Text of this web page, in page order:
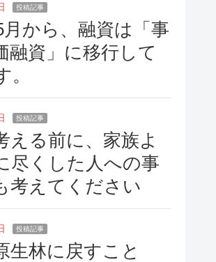
投稿記事
月から、融資は「事
融資」に移行して
。
投稿記事
える前に、家族よ
尽くした人への事
考えてください
投稿記事
生林に戻すこと